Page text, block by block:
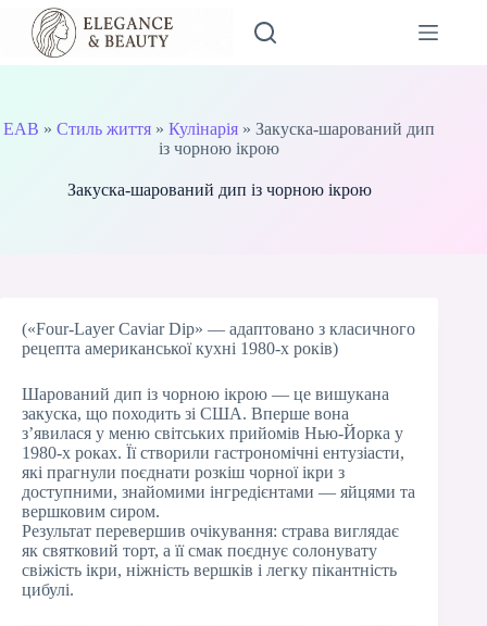
Перейти
вмісту
EAB »Стиль життя »Кулінарія »Закуска-шарований дип
із чорною ікрою
Закуска-шарований дип із чорною ікрою
(«Four-Layer Caviar Dip» — адаптовано з класичного
рецепта американської кухні 1980-х років)
Шарований дип із чорною ікрою — це вишукана
закуска, що походить зі США. Вперше вона
з’явилася у меню світських прийомів Нью-Йорка у
1980-х роках. Її створили гастрономічні ентузіасти,
які прагнули поєднати розкіш чорної ікри з
доступними, знайомими інгредієнтами — яйцями та
вершковим сиром.
Результат перевершив очікування: страва виглядає
як святковий торт, а її смак поєднує солонувату
свіжість ікри, ніжність вершків і легку пікантність
цибулі.